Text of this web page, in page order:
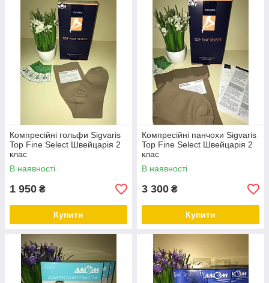
Компресійні гольфи Sigvaris
Top Fine Select Швейцарія 2
клас
В наявності
1 950 ₴
Купити
Компресійні панчохи Sigvaris
Top Fine Select Швейцарія 2
клас
В наявності
3 300 ₴
Купити